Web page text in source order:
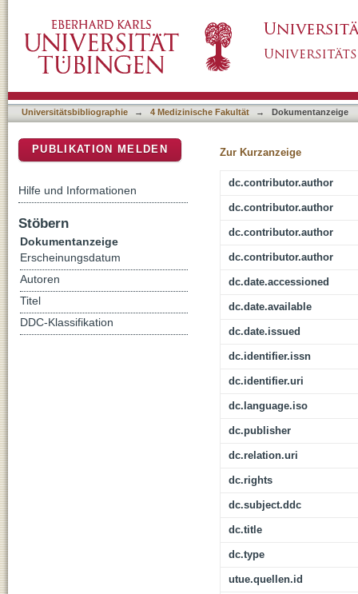
Universitätsbibliographie → 4 Medizinische Fakultät → Dokumentanzeige
Zur Kurzanzeige
dc.contributor.author
dc.contributor.author
dc.contributor.author
dc.contributor.author
dc.date.accessioned
dc.date.available
dc.date.issued
dc.identifier.issn
dc.identifier.uri
dc.language.iso
dc.publisher
dc.relation.uri
dc.rights
dc.subject.ddc
dc.title
dc.type
utue.quellen.id
PUBLIKATION MELDEN
Hilfe und Informationen
Stöbern
Dokumentanzeige
Erscheinungsdatum
Autoren
Titel
DDC-Klassifikation